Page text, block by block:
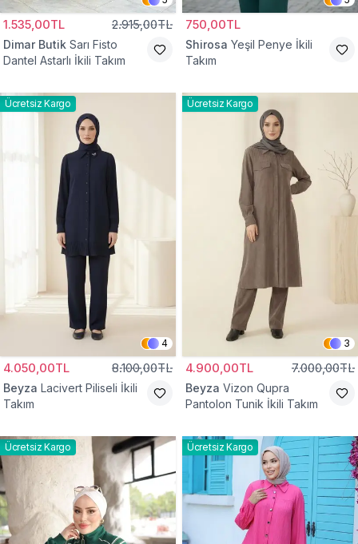
1.535,00TL 2.915,00TL
Dimar Butik Sarı Fisto
Dantel Astarlı İkili Takım
750,00TL
Shirosa Yeşil Penye İkili
Takım
Ücretsiz Kargo
4
4.050,00TL 8.100,00TL
Beyza Lacivert Piliseli İkili
Takım
Ücretsiz Kargo
3
4.900,00TL 7.000,00TL
Beyza Vizon Qupra
Pantolon Tunik İkili Takım
Ücretsiz Kargo Ücretsiz Kargo